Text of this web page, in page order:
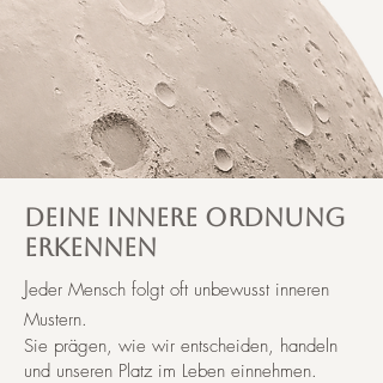
Deine innere Ordnung
erkennen
Jeder Mensch folgt oft unbewusst inneren
Mustern.
Sie prägen, wie wir entscheiden, handeln
und unseren Platz im Leben einnehmen.